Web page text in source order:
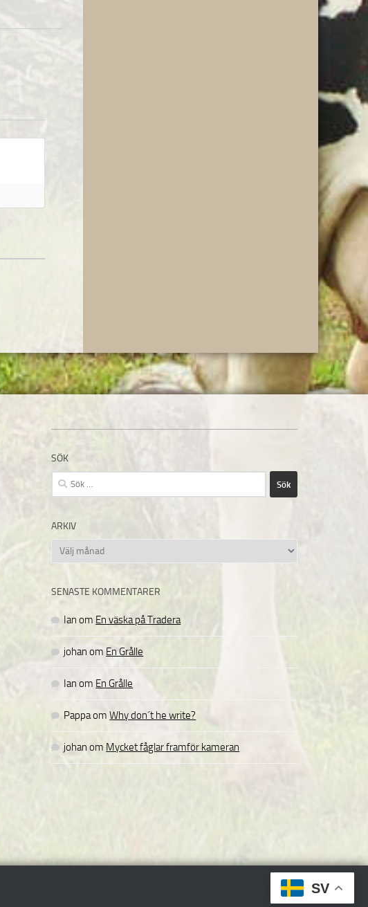
SÖK
Sök
efter:
ARKIV
Arkiv
SENASTE KOMMENTARER
Ian om En väska på Tradera
johan om En Grålle
Ian om En Grålle
PappaomWhy don´t he write?
johan om Mycket fåglar framför kameran
SV